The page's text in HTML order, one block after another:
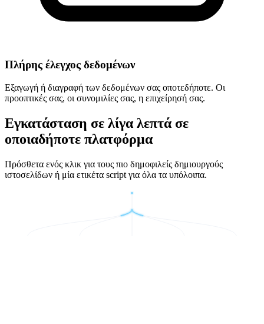
Πλήρης έλεγχος δεδομένων
Εξαγωγή ή διαγραφή των δεδομένων σας οποτεδήποτε. Οι
προοπτικές σας, οι συνομιλίες σας, η επιχείρησή σας.
Εγκατάσταση σε λίγα λεπτά σε
οποιαδήποτε πλατφόρμα
Πρόσθετα ενός κλικ για τους πιο δημοφιλείς δημιουργούς
ιστοσελίδων ή μία ετικέτα script για όλα τα υπόλοιπα.